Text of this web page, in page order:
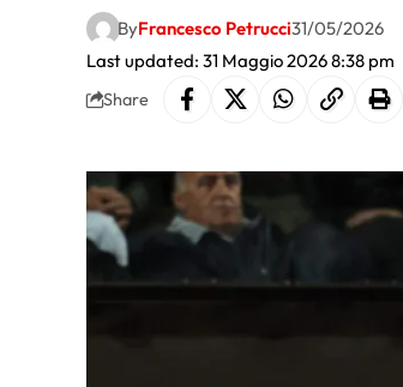
Last updated: 31 Maggio 2026 8:38 pm
ByFrancesco Petrucci31/05/2026
Share